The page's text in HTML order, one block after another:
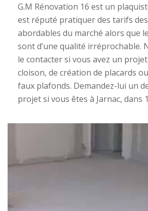
G.M Rénovation 16 est un
est réputé pratiquer des tarifs
abordables du marché alors que
sont d’une qualité irréprochable.
le contacter si vous avez un
cloison, de création de placards
faux plafonds. Demandez-lui un
projet si vous êtes à Jarnac, dans